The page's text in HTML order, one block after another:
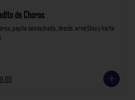
de Choros
papita sancochada, choclo, arverjitas y harta